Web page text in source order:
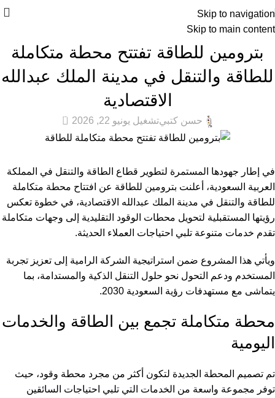
Skip to navigation
Skip to main content
بترومين للطاقة تفتتح محطة متكاملة
للطاقة والتنقل في مدينة الملك عبدالله
الاقتصادية
حسن كتبيتشغيل يونيو 22, 2026 0
في إطار جهودها المستمرة لتطوير قطاع الطاقة والتنقل في المملكة
العربية السعودية، أعلنت بترومين للطاقة عن افتتاح محطة متكاملة
للطاقة والتنقل في مدينة الملك عبدالله الاقتصادية، في خطوة تعكس
رؤيتها المستقبلية لتحويل محطات الوقود التقليدية إلى وجهات متكاملة
تقدم خدمات متنوعة تلبي احتياجات العملاء الحديثة.
ويأتي هذا المشروع ضمن استراتيجية الشركة الرامية إلى تعزيز تجربة
المستخدم ودعم التحول نحو حلول التنقل الذكية والمستدامة، بما
يتماشى مع مستهدفات رؤية السعودية 2030.
محطة متكاملة تجمع بين الطاقة والخدمات
اليومية
تم تصميم المحطة الجديدة لتكون أكثر من مجرد محطة وقود، حيث
توفر مجموعة واسعة من الخدمات التي تلبي احتياجات السائقين